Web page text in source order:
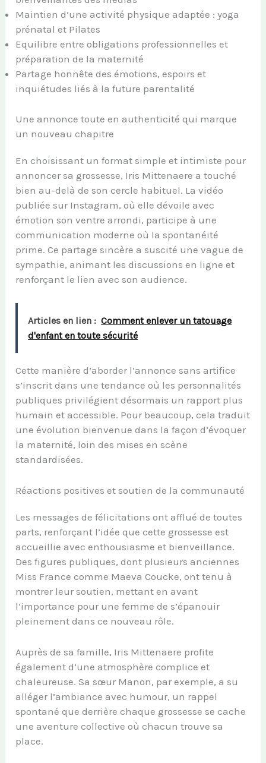
Maintien d’une activité physique adaptée : yoga
prénatal et Pilates
Equilibre entre obligations professionnelles et
préparation de la maternité
Partage honnête des émotions, espoirs et
inquiétudes liés à la future parentalité
Une annonce toute en authenticité qui marque
un nouveau chapitre
En choisissant un format simple et intimiste pour
annoncer sa grossesse, Iris Mittenaere a touché
bien au-delà de son cercle habituel. La vidéo
publiée sur Instagram, où elle dévoile avec
émotion son ventre arrondi, participe à une
communication moderne où la spontanéité
prime. Ce partage sincère a suscité une vague de
sympathie, animant les discussions en ligne et
renforçant le lien avec son audience.
Articles en lien : Comment enlever un tatouage
d'enfant en toute sécurité
Cette manière d’aborder l’annonce sans artifice
s’inscrit dans une tendance où les personnalités
publiques privilégient désormais un rapport plus
humain et accessible. Pour beaucoup, cela traduit
une évolution bienvenue dans la façon d’évoquer
la maternité, loin des mises en scène
standardisées.
Réactions positives et soutien de la communauté
Les messages de félicitations ont afflué de toutes
parts, renforçant l’idée que cette grossesse est
accueillie avec enthousiasme et bienveillance.
Des figures publiques, dont plusieurs anciennes
Miss France comme Maeva Coucke, ont tenu à
montrer leur soutien, mettant en avant
l’importance pour une femme de s’épanouir
pleinement dans ce nouveau rôle.
Auprès de sa famille, Iris Mittenaere profite
également d’une atmosphère complice et
chaleureuse. Sa sœur Manon, par exemple, a su
alléger l’ambiance avec humour, un rappel
spontané que derrière chaque grossesse se cache
une aventure collective où chacun trouve sa
place.